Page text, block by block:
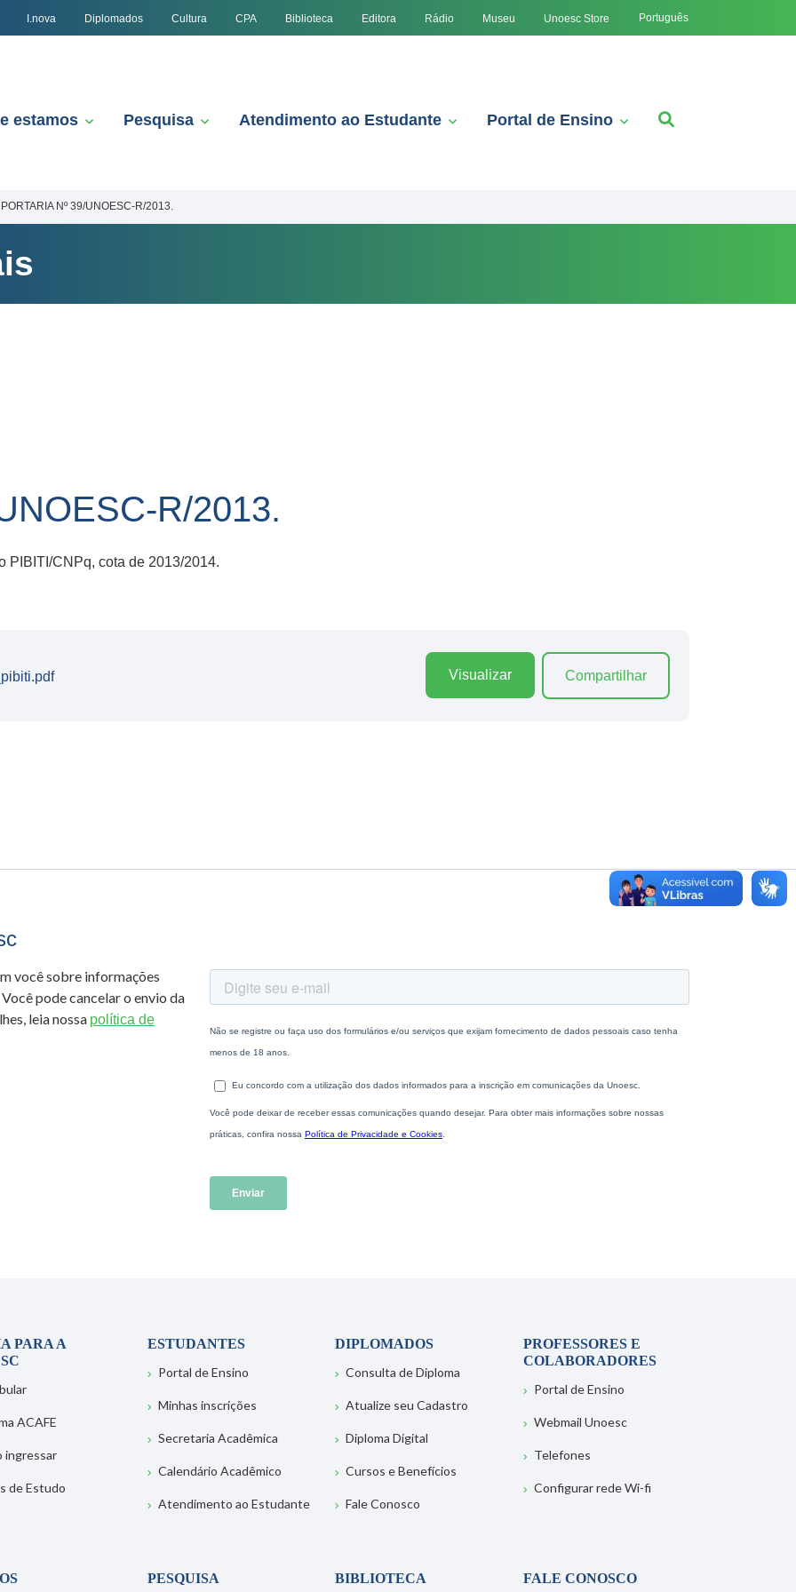
I.nova Diplomados Cultura CPA Biblioteca Editora Rádio Museu Unoesc Store Português
estamos Pesquisa Atendimento ao Estudante Portal de Ensino
PORTARIA Nº 39/UNOESC-R/2013.
R/2013.
PIBITI/CNPq, cota de 2013/2014.
Visualizar Compartilhar
você sobre informações
pode cancelar o envio da
leia nossa política de
PARA A
ACAFE
ingressar
de Estudo
ESTUDANTES
Portal de Ensino
Minhas inscrições
Secretaria Acadêmica
Calendário Acadêmico
Atendimento ao Estudante
DIPLOMADOS
Consulta de Diploma
Atualize seu Cadastro
Diploma Digital
Cursos e Benefícios
Fale Conosco
PROFESSORES E
COLABORADORES
Portal de Ensino
Webmail Unoesc
Telefones
Configurar rede Wi-fi
PESQUISA BIBLIOTECA FALE CONOSCO